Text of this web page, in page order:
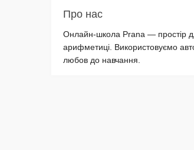
Про нас
Онлайн-школа Prana — простір
арифметиці. Використовуємо
любов до навчання.